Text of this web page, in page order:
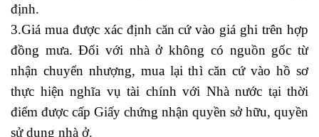
định.
3.Giá mua được xác định căn cứ vào giá ghi trên hợp
đồng mưa. Đối với nhà ở không có nguồn gốc từ
nhận chuyển nhượng, mua lại thì căn cứ vào hồ sơ
thực hiện nghĩa vụ tài chính với Nhà nước tại thời
điểm được cấp Giấy chứng nhận quyền sở hữu, quyền
sử dụng nhà ở.